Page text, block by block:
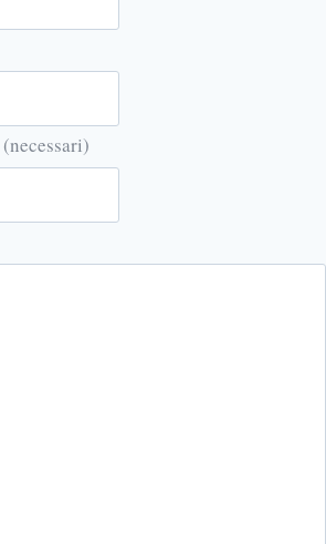
(necessari)